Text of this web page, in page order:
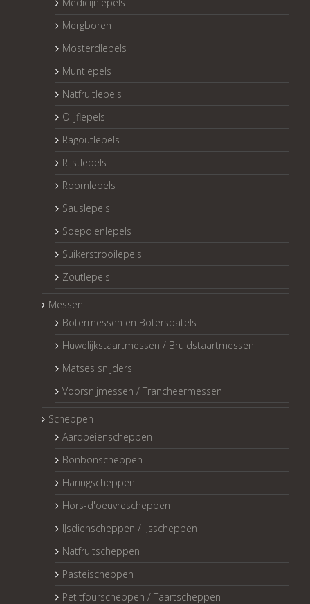
Mergboren
Mosterdlepels
Muntlepels
Natfruitlepels
Olijflepels
Ragoutlepels
Rijstlepels
Roomlepels
Sauslepels
Soepdienlepels
Suikerstrooilepels
Zoutlepels
Messen
Botermessen en Boterspatels
Huwelijkstaartmessen / Bruidstaartmessen
Matses snijders
Voorsnijmessen / Trancheermessen
Scheppen
Aardbeienscheppen
Bonbonscheppen
Haringscheppen
Hors-d'oeuvrescheppen
IJsdienscheppen / IJsscheppen
Natfruitscheppen
Pasteischeppen
Petitfourscheppen / Taartscheppen